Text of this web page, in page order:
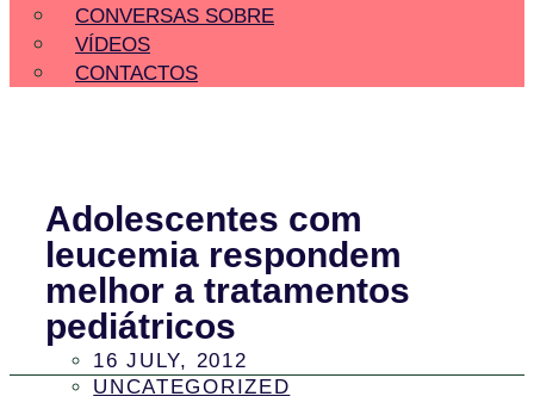
CONVERSAS SOBRE
VÍDEOS
CONTACTOS
Adolescentes com
leucemia respondem
melhor a tratamentos
pediátricos
16 JULY, 2012
UNCATEGORIZED